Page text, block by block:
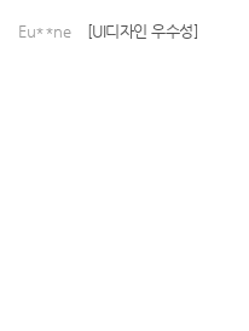
Eu**ne [UI디자인 우수성]